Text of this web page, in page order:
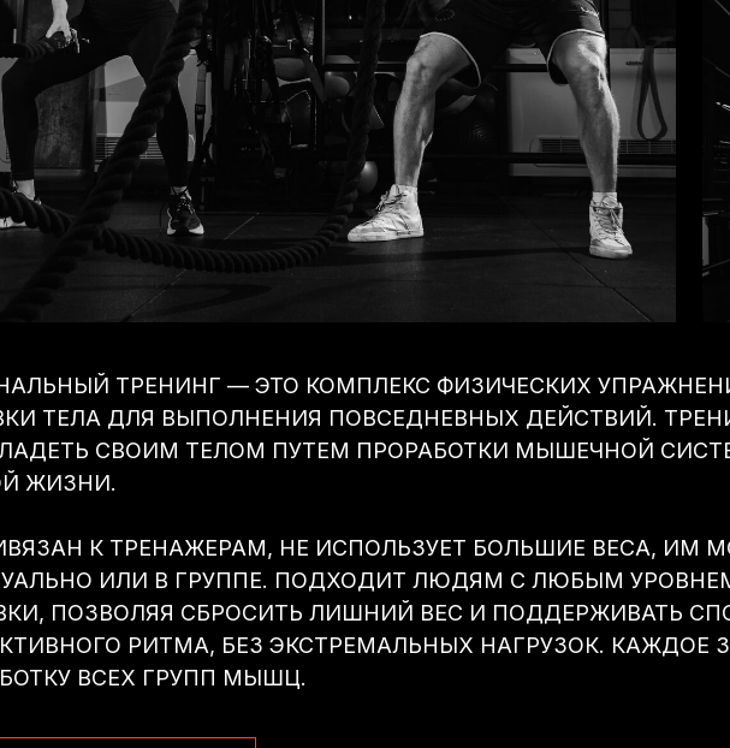
ТРЕНИНГ — ЭТО КОМПЛЕКС ФИЗИЧЕСКИХ
ТЕЛА ДЛЯ ВЫПОЛНЕНИЯ ПОВСЕДНЕВНЫХ ДЕЙСТВИЙ.
СВОИМ ТЕЛОМ ПУТЕМ ПРОРАБОТКИ МЫШЕЧНОЙ
ЖИЗНИ.
К ТРЕНАЖЕРАМ, НЕ ИСПОЛЬЗУЕТ БОЛЬШИЕ ВЕСА, ИМ
ИЛИ В ГРУППЕ. ПОДХОДИТ ЛЮДЯМ С ЛЮБЫМ
ПОЗВОЛЯЯ СБРОСИТЬ ЛИШНИЙ ВЕС И ПОДДЕРЖИВАТЬ
РИТМА, БЕЗ ЭКСТРЕМАЛЬНЫХ НАГРУЗОК. КАЖДОЕ
ВСЕХ ГРУПП МЫШЦ.